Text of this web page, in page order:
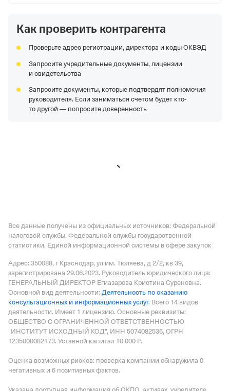
ООО "Мкт"—Организация в процессе банкротства,
1079847067046,КПП 771801001
АО "Айсорс"—Действующая организация,
Регистрация 22.10.2020,
1207700393977,КПП 770601001
ООО "СТД "ПЕТРОВИЧ" — Действующая организация,
Как проверить контрагента
Проверьте адрес регистрации, директора и коды ОКВЭД
Запросите учредительные документы, лицензии
и свидетельства
Запросите документы, которые подтвердят полномочия
руководителя. Если заниматься счетом будет кто-
то другой — попросите доверенность
Все данные получены из официальных источников: Федеральной
налоговой службы, Федеральной службы государственной
статистики, Единой информационной системы в сфере закупок
Адрес: 350088, г Краснодар, ул им. Тюляева, д 2/2, кв 39,
зарегистрирована 29.06.2023. Руководитель юридического лица:
ГЕНЕРАЛЬНЫЙ ДИРЕКТОР Егиазарова Кристина Суреновна.
Основной вид деятельности: Деятельность по оказанию
консультационных и информационных услуг. Всего 14 видов
деятельности. Имеет 1 лицензию. Основные реквизиты:
ОБЩЕСТВО С ОГРАНИЧЕННОЙ ОТВЕТСТВЕННОСТЬЮ
"ИНСТИТУТ ИСХОДНЫЙ КОД", ИНН 5074082536, ОГРН
1235000082173. Уставной капитал 10 000 ₽.
Оценка возможных рисков: проверка компании обнаружила 0
негативных и 6 позитивных фактов.